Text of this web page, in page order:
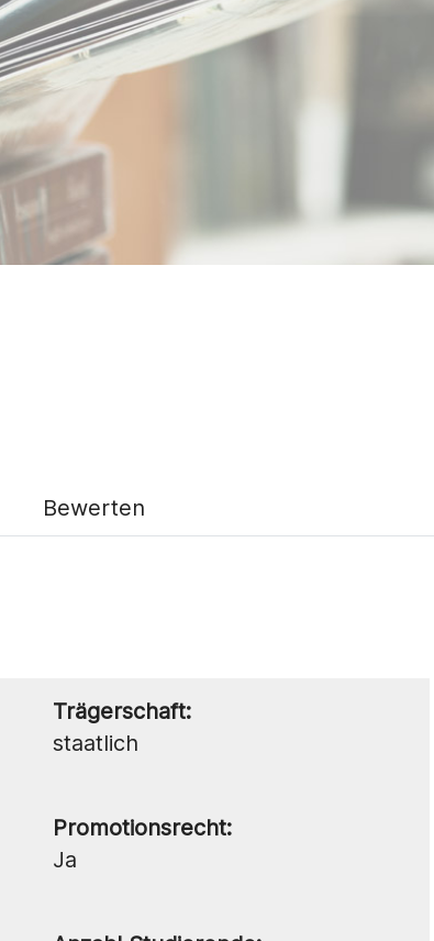
Bewerten
Trägerschaft:
staatlich
Promotionsrecht:
Ja